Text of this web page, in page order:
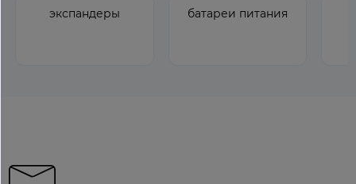
экспандеры батареи питания